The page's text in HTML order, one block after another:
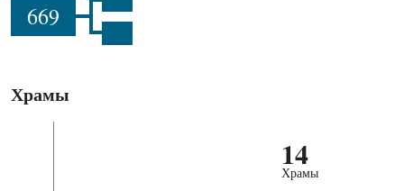
669
Храмы
14
Храмы